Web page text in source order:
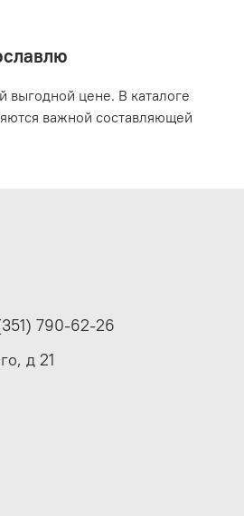
цене. В каталоге
важной составляющей
790-62-26
д 21